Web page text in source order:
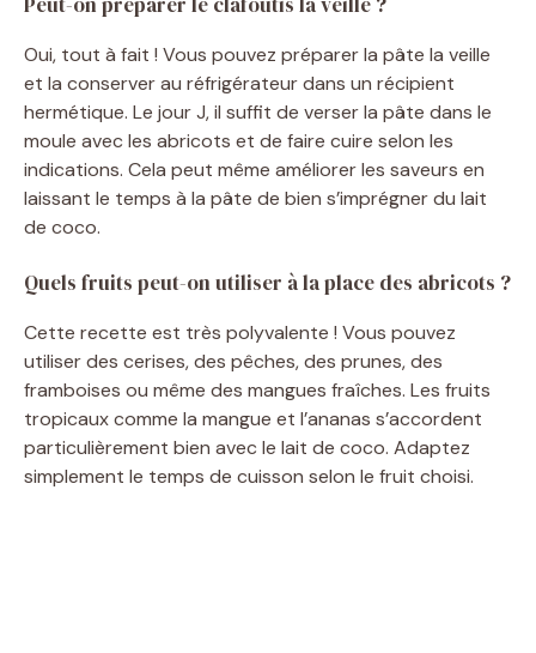
Oui, tout à fait ! Vous pouvez préparer la pâte la veille
et la conserver au réfrigérateur dans un récipient
hermétique. Le jour J, il suffit de verser la pâte dans le
moule avec les abricots et de faire cuire selon les
indications. Cela peut même améliorer les saveurs en
laissant le temps à la pâte de bien s’imprégner du lait
de coco.
Quels fruits peut-on utiliser à la place des abricots ?
Cette recette est très polyvalente ! Vous pouvez
utiliser des cerises, des pêches, des prunes, des
framboises ou même des mangues fraîches. Les fruits
tropicaux comme la mangue et l’ananas s’accordent
particulièrement bien avec le lait de coco. Adaptez
simplement le temps de cuisson selon le fruit choisi.